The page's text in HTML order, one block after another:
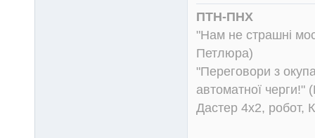
ПТН-ПНХ
"Нам не страшні
Петлюра)
"Переговори з
автоматної черги!"
Дастер 4х2, робот,